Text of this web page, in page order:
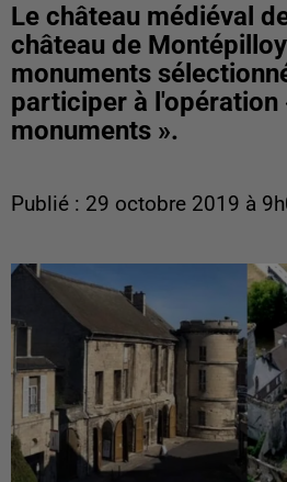
Le château médiéval
château de
monuments
participer à l'opération
monuments ».
Publié : 29 octobre 2019 à